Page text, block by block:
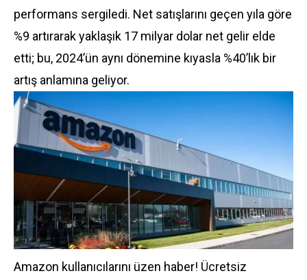
performans sergiledi. Net satışlarını geçen yıla göre
%9 artırarak yaklaşık 17 milyar dolar net gelir elde
etti; bu, 2024’ün aynı dönemine kıyasla %40’lık bir
artış anlamına geliyor.
Amazon kullanıcılarını üzen haber! Ücretsiz